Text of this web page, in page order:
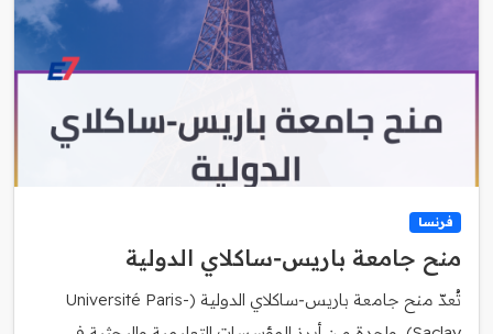
فرنسا
منح جامعة باريس‑ساكلاي الدولية
تُعدّ منح جامعة باريس‑ساكلاي الدولية (Université Paris-